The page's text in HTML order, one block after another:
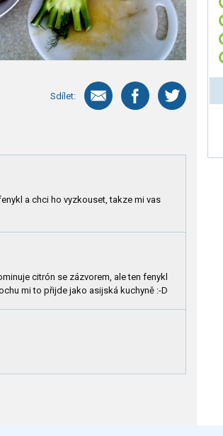
Sdílet:
a chci ho vyzkouset, takze mi vas
citrón se zázvorem, ale ten fenykl
mi to přijde jako asijská kuchyně :-D